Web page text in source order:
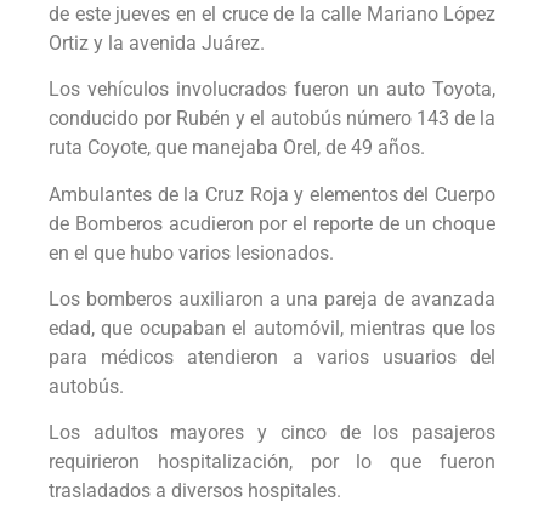
de este jueves en el cruce de la calle Mariano López
Ortiz y la avenida Juárez.
Los vehículos involucrados fueron un auto Toyota,
conducido por Rubén y el autobús número 143 de la
ruta Coyote, que manejaba Orel, de 49 años.
Ambulantes de la Cruz Roja y elementos del Cuerpo
de Bomberos acudieron por el reporte de un choque
en el que hubo varios lesionados.
Los bomberos auxiliaron a una pareja de avanzada
edad, que ocupaban el automóvil, mientras que los
para médicos atendieron a varios usuarios del
autobús.
Los adultos mayores y cinco de los pasajeros
requirieron hospitalización, por lo que fueron
trasladados a diversos hospitales.